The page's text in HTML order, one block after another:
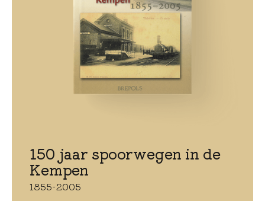
150 jaar spoorwegen in de
Kempen
1855-2005